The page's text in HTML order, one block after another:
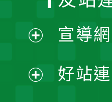
開
宣導
好站